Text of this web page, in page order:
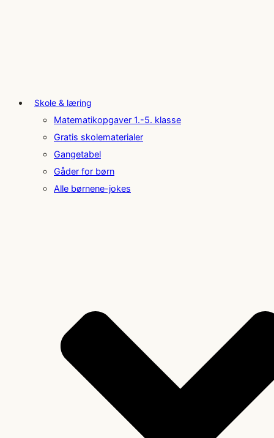
Skole & læring
Matematikopgaver 1.-5. klasse
Gratis skolematerialer
Gangetabel
Gåder for børn
Alle børnene-jokes